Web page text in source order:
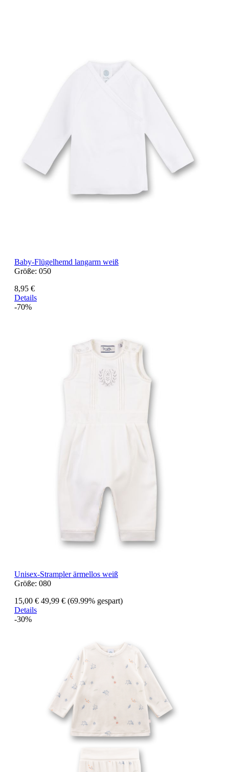
Baby-Flügelhemd langarm weiß
Größe: 050
8,95 €
Details
-70%
Unisex-Strampler ärmellos weiß
Größe: 080
15,00 € 49,99 € (69.99% gespart)
Details
-30%